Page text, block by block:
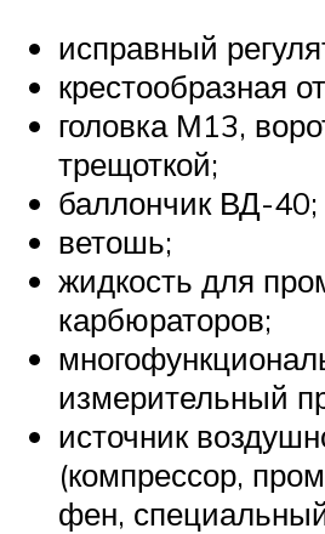
исправный
крестообразная
головка М13,
трещоткой;
баллончик ВД-40;
ветошь;
жидкость для
карбюраторов;
измерительный
источник
(компрессор,
фен,